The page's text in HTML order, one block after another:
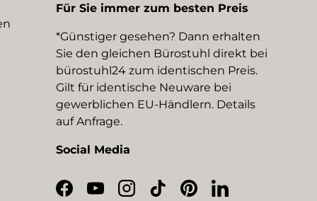
Für Sie immer zum besten Preis
*Günstiger gesehen? Dann erhalten
Sie den gleichen Bürostuhl direkt bei
bürostuhl24 zum identischen Preis.
Gilt für identische Neuware bei
gewerblichen EU-Händlern. Details
auf Anfrage.
Social Media
Facebook
YouTubeInstagram
TikTokPinterestLinkedIn